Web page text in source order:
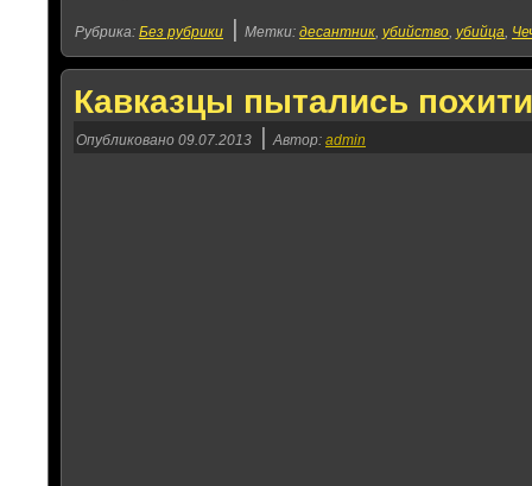
Рубрика: Без рубрики Метки: десантник, убийство, убийца,
Кавказцы пытались
Опубликовано 09.07.2013 Автор: admin